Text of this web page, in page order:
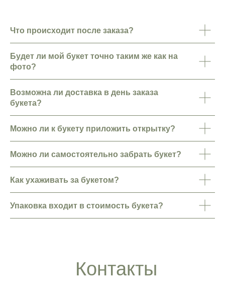
Что происходит после заказа?
Будет ли мой букет точно таким же как на
фото?
Возможна ли доставка в день заказа
букета?
Можно ли к букету приложить открытку?
Можно ли самостоятельно забрать букет?
Как ухаживать за букетом?
Упаковка входит в стоимость букета?
+7 (921) 945-20-45